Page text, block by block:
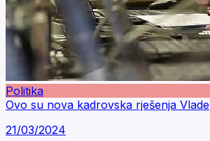
Politika
Ovo su nova kadrovska rješenja Vlade
21/03/2024